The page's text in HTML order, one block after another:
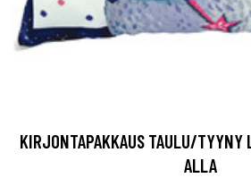
KIRJONTAPAKKAUS TAULU/TYYNY
ALLA